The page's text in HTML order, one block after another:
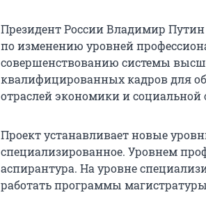
Президент России Владимир
по изменению уровней
совершенствованию системы
квалифицированных кадров для
отраслей экономики и социальной
Проект устанавливает новые
специализированное. Уровнем
аспирантура. На уровне
работать программы